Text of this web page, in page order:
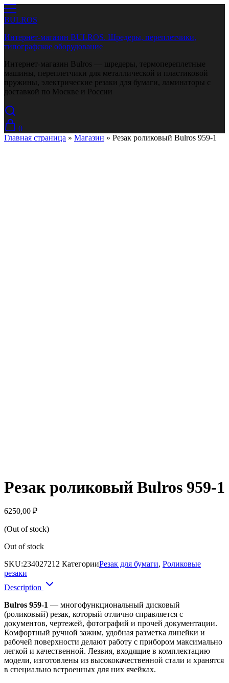
BULROS
Интернет-магазин BULROS. Шредеры, переплетчики,
типографское оборудование
Интернет-магазин Bulros — шредеры, термопереплетные
машины, переплетчики для металлической и пластиковой
пружины, электрические резаки для бумаги, ламинаторы с
доставкой по Москве и России
0
Главная страница » Магазин » Резак роликовый Bulros 959-1
Резак роликовый Bulros 959-1
6250,00 ₽
(Out of stock)
Out of stock
SKU:234027212 КатегорииРезак для бумаги, Роликовые
резаки
Description
Bulros 959-1 — многофункциональный дисковый
(роликовый) резак, который отлично справляется с
документов, чертежей, фотографий и прочей документации.
Комфортный ручной зажим, удобная разметка линейки и
рабочей поверхности делают работу с прибором максимально
легкой и качественной. Лезвия, входящие в комплектацию
модели, изготовлены из высококачественной стали и хранятся
в специально встроенных для них ячейках.